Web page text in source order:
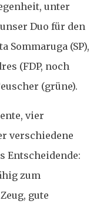
unter
Duo für den
Sommaruga (SP),
(FDP, noch
(grüne).
vier
verschiedene
Entscheidende:
zum
gute